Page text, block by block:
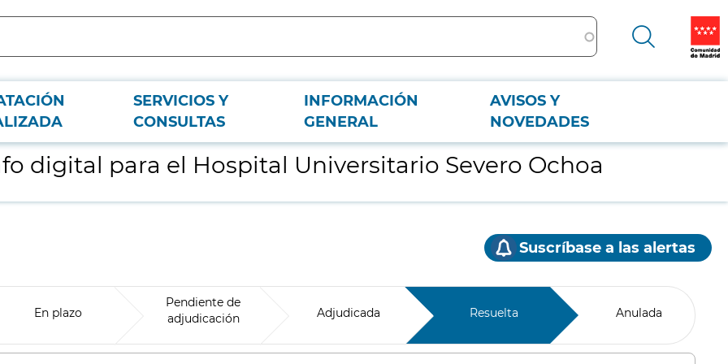
SERVICIOS Y
CONSULTAS
INFORMACIÓN
GENERAL
AVISOS Y
NOVEDADES
Severo Ochoa
digital para el Hospital Universitario Severo Ochoa
Suscríbase a las alertas
En plazo
Pendiente de
adjudicación
Adjudicada Resuelta Anulada